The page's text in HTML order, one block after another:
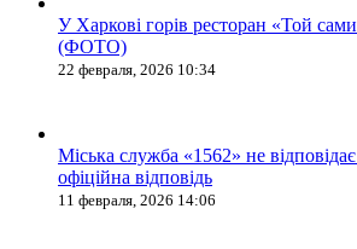
У Харкові горів ресторан «Той
(ФОТО)
22 февраля, 2026 10:34
Міська служба «1562» не
офіційна відповідь
11 февраля, 2026 14:06